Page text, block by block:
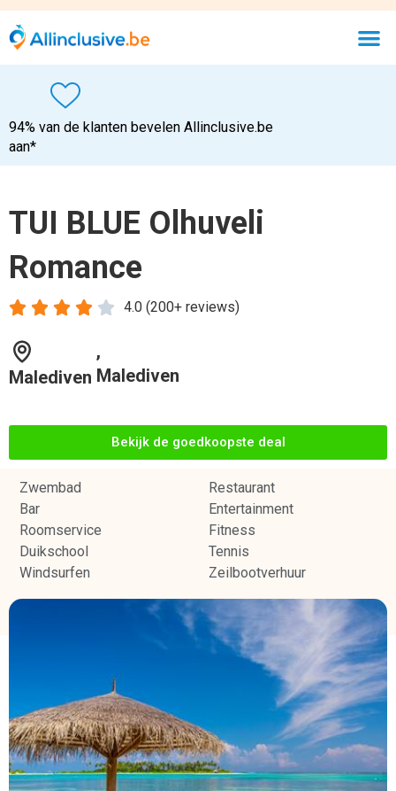
94% van de klanten bevelen Allinclusive.be
aan*
TUI BLUE Olhuveli
Romance
4.0 (200+ reviews)
    
Malediven
,
Malediven
Bekijk de goedkoopste deal
Zwembad
Restaurant
Bar
Entertainment
Roomservice
Fitness
Duikschool
Tennis
Windsurfen
Zeilbootverhuur